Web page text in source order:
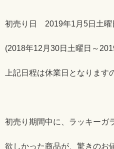
初売り日 2019年1月5日土曜
(2018年12月30日土曜日～
上記日程は休業日となります
初売り期間中に、ラッキーガ
欲しかった商品が、驚きのお